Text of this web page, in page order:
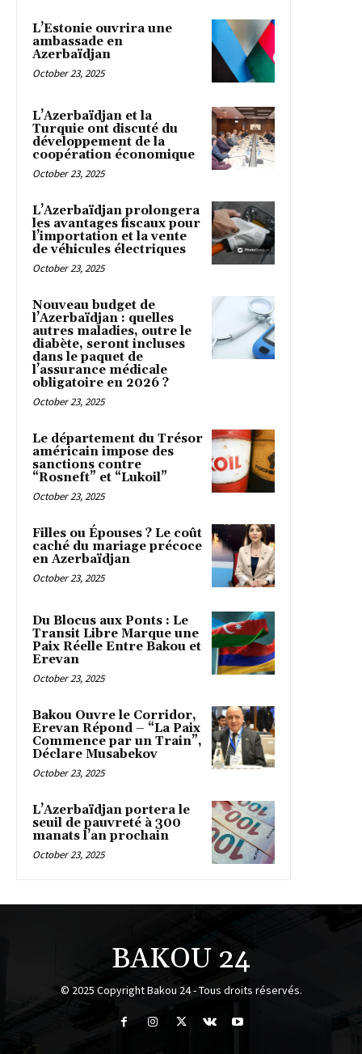
L’Estonie ouvrira une
ambassade en
Azerbaïdjan
October 23, 2025
L’Azerbaïdjan et la
Turquie ont discuté du
développement de la
coopération économique
October 23, 2025
L’Azerbaïdjan prolongera
les avantages fiscaux pour
l’importation et la vente
de véhicules électriques
October 23, 2025
Nouveau budget de
l’Azerbaïdjan : quelles
autres maladies, outre le
diabète, seront incluses
dans le paquet de
l’assurance médicale
obligatoire en 2026 ?
October 23, 2025
Le département du Trésor
américain impose des
sanctions contre
“Rosneft” et “Lukoil”
October 23, 2025
Filles ou Épouses ? Le coût
caché du mariage précoce
en Azerbaïdjan
October 23, 2025
Du Blocus aux Ponts : Le
Transit Libre Marque une
Paix Réelle Entre Bakou et
Erevan
October 23, 2025
Bakou Ouvre le Corridor,
Erevan Répond – “La Paix
Commence par un Train”,
Déclare Musabekov
October 23, 2025
L’Azerbaïdjan portera le
seuil de pauvreté à 300
manats l’an prochain
October 23, 2025
BAKOU 24
© 2025 Copyright Bakou 24 - Tous droits réservés.